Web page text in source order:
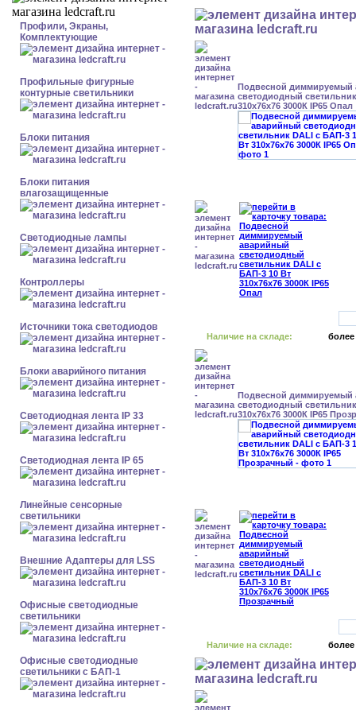
Профили, Экраны,
Комплектующие
Профильные фигурные
контурные светильники
Блоки питания
Блоки питания
влагозащищенные
Светодиодные лампы
Контроллеры
Источники тока светодиодов
Блоки аварийного питания
Светодиодная лента IP 33
Светодиодная лента IP 65
Линейные сенсорные
светильники
Внешние Адаптеры для LSS
Офисные светодиодные
светильники
Офисные светодиодные
светильники с БАП-1
Подвесной диммируемый
светодиодный
310x76x76 3000К IP65 Опал
Наличие на складе: более
Подвесной диммируемый
светодиодный
310x76x76 3000К IP65
Наличие на складе: более